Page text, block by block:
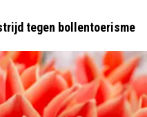
tegen bollentoerisme